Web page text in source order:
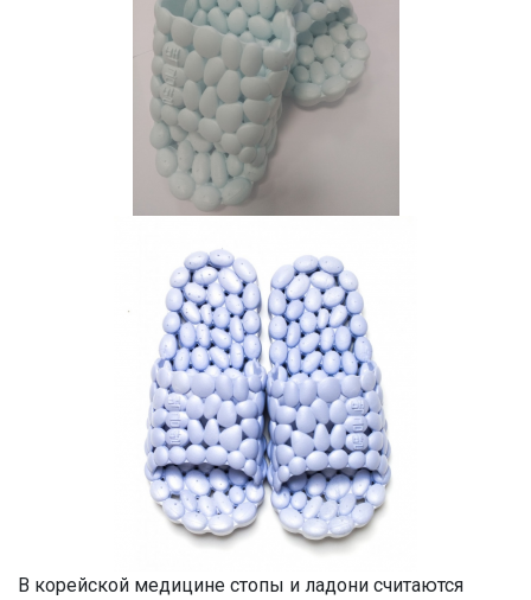
В корейской медицине стопы и ладони считаются